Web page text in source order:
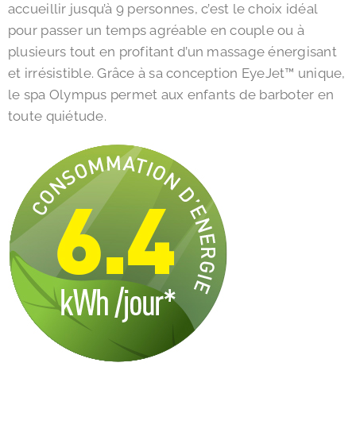
accueillir jusqu’à 9 personnes, c’est le choix idéal
pour passer un temps agréable en couple ou à
plusieurs tout en profitant d’un massage énergisant
et irrésistible. Grâce à sa conception EyeJet™ unique,
le spa Olympus permet aux enfants de barboter en
toute quiétude.